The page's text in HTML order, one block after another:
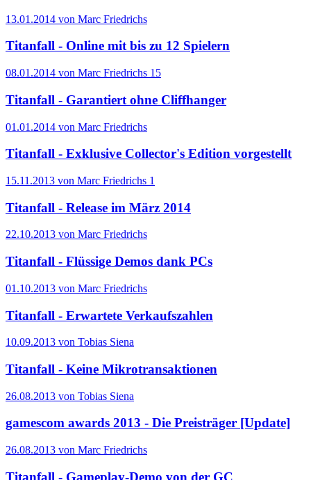
13.01.2014 von Marc Friedrichs
Titanfall - Online mit bis zu 12 Spielern
08.01.2014 von Marc Friedrichs 15
Titanfall - Garantiert ohne Cliffhanger
01.01.2014 von Marc Friedrichs
Titanfall - Exklusive Collector's Edition vorgestellt
15.11.2013 von Marc Friedrichs 1
Titanfall - Release im März 2014
22.10.2013 von Marc Friedrichs
Titanfall - Flüssige Demos dank PCs
01.10.2013 von Marc Friedrichs
Titanfall - Erwartete Verkaufszahlen
10.09.2013 von Tobias Siena
Titanfall - Keine Mikrotransaktionen
26.08.2013 von Tobias Siena
gamescom awards 2013 - Die Preisträger [Update]
26.08.2013 von Marc Friedrichs
Titanfall - Gameplay-Demo von der GC